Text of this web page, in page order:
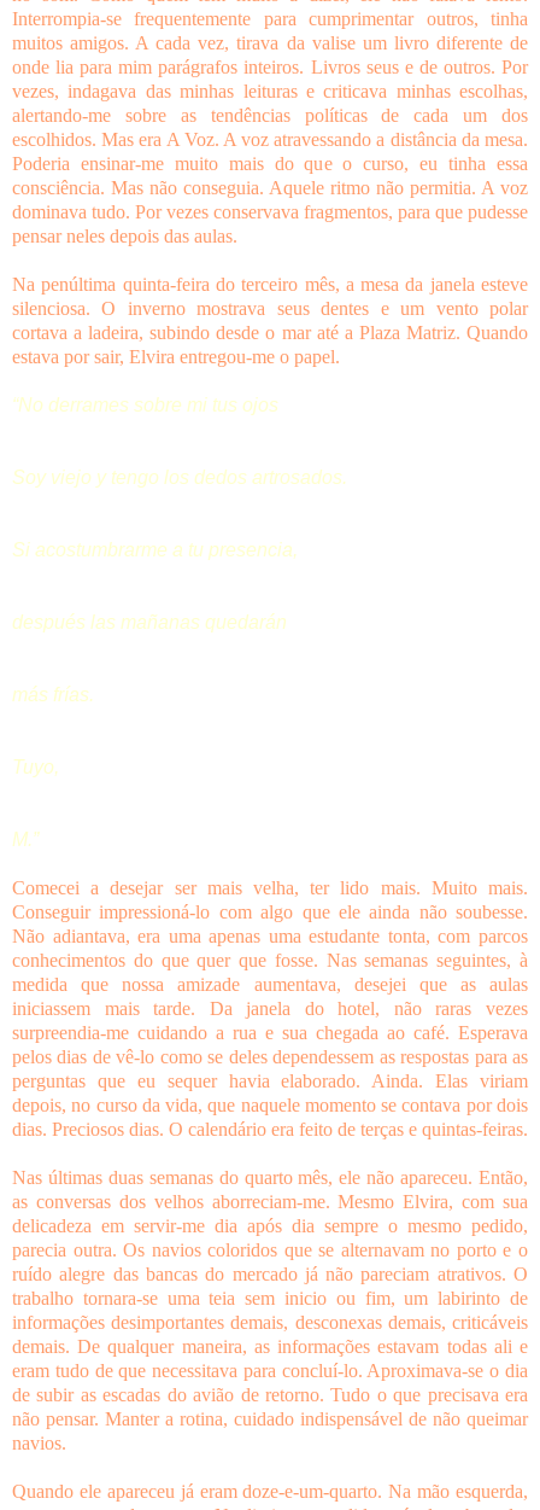
Interrompia-se frequentemente para cumprimentar outros, tinha
muitos amigos. A cada vez, tirava da valise um livro diferente de
onde lia para mim parágrafos inteiros. Livros seus e de outros. Por
vezes, indagava das minhas leituras e criticava minhas escolhas,
alertando-me sobre as tendências políticas de cada um dos
escolhidos. Mas era A Voz. A voz atravessando a distância da mesa.
Poderia ensinar-me muito mais do que o curso, eu tinha essa
consciência. Mas não conseguia. Aquele ritmo não permitia. A voz
dominava tudo. Por vezes conservava fragmentos, para que pudesse
pensar neles depois das aulas.
Na penúltima quinta-feira do terceiro mês, a mesa da janela esteve
silenciosa. O inverno mostrava seus dentes e um vento polar
cortava a ladeira, subindo desde o mar até a Plaza Matriz. Quando
estava por sair, Elvira entregou-me o papel.
“No derrames sobre mi tus ojos
Soy viejo y tengo los dedos artrosados.
Si acostumbrarme a tu presencia,
después las mañanas quedarán
más frías.
Tuyo,
M.”
Comecei a desejar ser mais velha, ter lido mais. Muito mais.
Conseguir impressioná-lo com algo que ele ainda não soubesse.
Não adiantava, era uma apenas uma estudante tonta, com parcos
conhecimentos do que quer que fosse. Nas semanas seguintes, à
medida que nossa amizade aumentava, desejei que as aulas
iniciassem mais tarde. Da janela do hotel, não raras vezes
surpreendia-me cuidando a rua e sua chegada ao café. Esperava
pelos dias de vê-lo como se deles dependessem as respostas para as
perguntas que eu sequer havia elaborado. Ainda. Elas viriam
depois, no curso da vida, que naquele momento se contava por dois
dias. Preciosos dias. O calendário era feito de terças e quintas-feiras.
Nas últimas duas semanas do quarto mês, ele não apareceu. Então,
as conversas dos velhos aborreciam-me. Mesmo Elvira, com sua
delicadeza em servir-me dia após dia sempre o mesmo pedido,
parecia outra. Os navios coloridos que se alternavam no porto e o
ruído alegre das bancas do mercado já não pareciam atrativos. O
trabalho tornara-se uma teia sem inicio ou fim, um labirinto de
informações desimportantes demais, desconexas demais, criticáveis
demais. De qualquer maneira, as informações estavam todas ali e
eram tudo de que necessitava para concluí-lo. Aproximava-se o dia
de subir as escadas do avião de retorno. Tudo o que precisava era
não pensar. Manter a rotina, cuidado indispensável de não queimar
navios.
Quando ele apareceu já eram doze-e-um-quarto. Na mão esquerda,